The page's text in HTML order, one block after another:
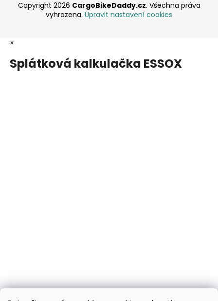
Copyright 2026 CargoBikeDaddy.cz. Všechna práva
vyhrazena. Upravit nastavení cookies
×
Splátková kalkulačka ESSOX